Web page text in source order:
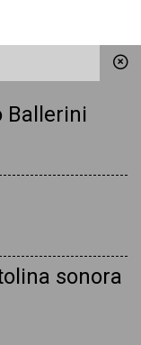
Ballerini
sonora